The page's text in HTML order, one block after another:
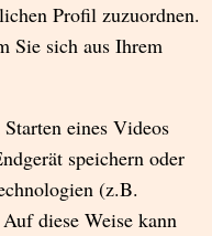
Profil zuzuordnen.
Sie sich aus Ihrem
eines Videos
speichern oder
(z.B.
diese Weise kann